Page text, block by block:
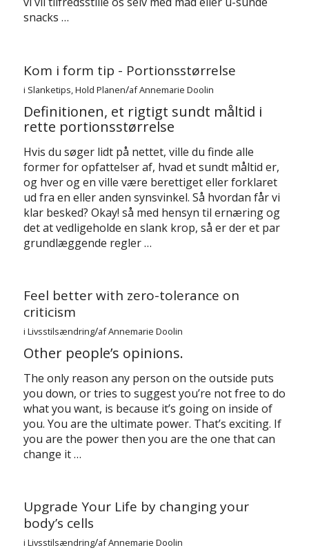
snacks …
Kom i form tip - Portionsstørrelse
i Slanketips,Hold Planen/afAnnemarie Doolin
Definitionen, et rigtigt sundt måltid i
rette portionsstørrelse
Hvis du søger lidt på nettet, ville du finde alle
former for opfattelser af, hvad et sundt måltid er,
og hver og en ville være berettiget eller forklaret
ud fra en eller anden synsvinkel. Så hvordan får vi
klar besked? Okay! så med hensyn til ernæring og
det at vedligeholde en slank krop, så er der et par
grundlæggende regler …
Feel better with zero-tolerance on
criticism
i Livsstilsændring/afAnnemarie Doolin
Other people’s opinions.
The only reason any person on the outside puts
you down, or tries to suggest you’re not free to do
what you want, is because it’s going on inside of
you. You are the ultimate power. That’s exciting. If
you are the power then you are the one that can
change it …
Upgrade Your Life by changing your
body’s cells
i Livsstilsændring/afAnnemarie Doolin